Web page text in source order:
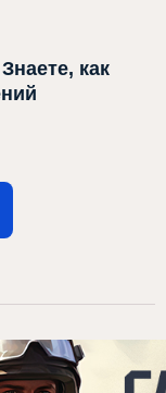
как